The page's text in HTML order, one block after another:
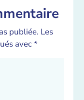
publiée. Les
avec*